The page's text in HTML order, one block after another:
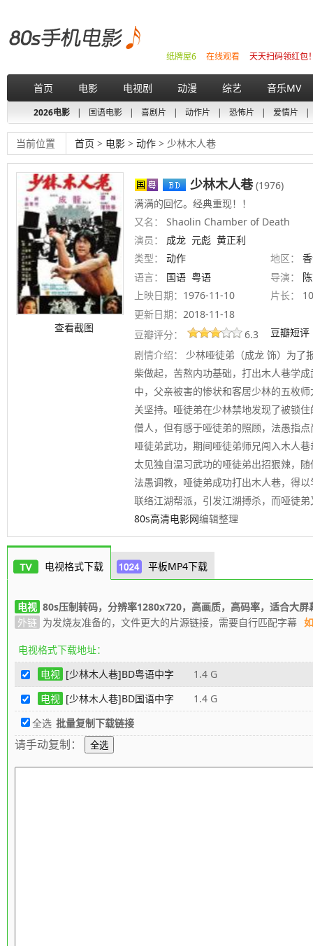
天天扫码领红包
在线观看
纸牌屋6
首页 电影 电视剧 动漫 综艺 音乐MV
2026电影 | 国语电影 | 喜剧片 | 动作片 | 恐怖片 | 爱情片 |
当前位置 首页 > 电影 > 动作 > 少林木人巷
查看截图
少林木人巷(1976)
满满的回忆。经典重现！！
又名：
Shaolin Chamber of Death
演员：
成龙 元彪 黄正利
类型：
动作 地区：
语言：
国语 粤语 导演：
上映日期： 1976-11-10 片长：
更新日期： 2018-11-18
豆瓣评分：
6.3
豆瓣短评
剧情介绍：
少林哑徒弟（成龙 饰）为了
柴做起，苦熬内功基础，打出木人巷学
中，父亲被害的惨状和客居少林的五枚
关坚持。哑徒弟在少林禁地发现了被锁
僧人，但有感于哑徒弟的照顾，法愚指
哑徒弟武功，期间哑徒弟师兄闯入木人
太见独自温习武功的哑徒弟出招狠辣，
法愚调教，哑徒弟成功打出木人巷，得
联络江湖帮派，引发江湖搏杀，而哑徒
80s高清电影网编辑整理
电视格式下载 平板MP4下载
电视 80s压制转码，分辨率1280x720，高画质，高码率，适合大屏
外链 为发烧友准备的，文件更大的片源链接，需要自行匹配字幕
电视格式下载地址：
电视 [少林木人巷]BD粤语中字 1.4 G
电视 [少林木人巷]BD国语中字 1.4 G
全选 批量复制下载链接
请手动复制：